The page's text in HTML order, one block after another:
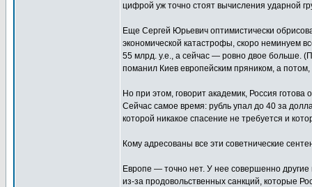
цифрой уж точно стоят вычисления ударной
Еще Сергей Юрьевич оптимистически
экономической катастрофы, скоро неминуем
55 млрд. у.е., а сейчас — ровно двое больше.
поманил Киев европейским пряником, а потом,
Но при этом, говорит академик, Россия
Сейчас самое время: рубль упал до 40 за
которой никакое спасение не требуется и
Кому адресованы все эти советнические
Европе — точно нет. У нее совершенно
из-за продовольственных санкций, которые